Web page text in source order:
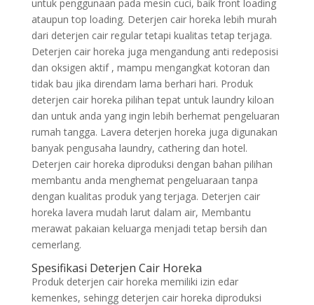
untuk penggunaan pada mesin cuci, baik front loading
ataupun top loading. Deterjen cair horeka lebih murah
dari deterjen cair regular tetapi kualitas tetap terjaga.
Deterjen cair horeka juga mengandung anti redeposisi
dan oksigen aktif , mampu mengangkat kotoran dan
tidak bau jika direndam lama berhari hari. Produk
deterjen cair horeka pilihan tepat untuk laundry kiloan
dan untuk anda yang ingin lebih berhemat pengeluaran
rumah tangga. Lavera deterjen horeka juga digunakan
banyak pengusaha laundry, cathering dan hotel.
Deterjen cair horeka diproduksi dengan bahan pilihan
membantu anda menghemat pengeluaraan tanpa
dengan kualitas produk yang terjaga. Deterjen cair
horeka lavera mudah larut dalam air, Membantu
merawat pakaian keluarga menjadi tetap bersih dan
cemerlang.
Spesifikasi Deterjen Cair Horeka
Produk deterjen cair horeka memiliki izin edar
kemenkes, sehingg deterjen cair horeka diproduksi